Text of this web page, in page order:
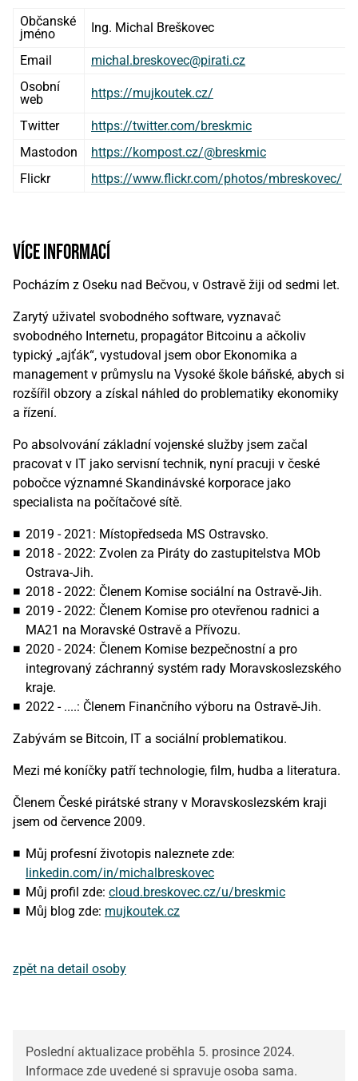
Občanské
jméno
Ing. Michal Breškovec
Email
michal.breskovec@pirati.cz
Osobní
web
https://mujkoutek.cz/
Twitter
https://twitter.com/breskmic
Mastodon
https://kompost.cz/@breskmic
Flickr
https://www.flickr.com/photos/mbreskovec/
více informací
Pocházím z Oseku nad Bečvou, v Ostravě žiji od sedmi let.
Zarytý uživatel svobodného software, vyznavač
svobodného Internetu, propagátor Bitcoinu a ačkoliv
typický „ajťák“, vystudoval jsem obor Ekonomika a
management v průmyslu na Vysoké škole báňské, abych si
rozšířil obzory a získal náhled do problematiky ekonomiky
a řízení.
Po absolvování základní vojenské služby jsem začal
pracovat v IT jako servisní technik, nyní pracuji v české
pobočce významné Skandinávské korporace jako
specialista na počítačové sítě.
2019 - 2021: Místopředseda MS Ostravsko.
2018 - 2022: Zvolen za Piráty do zastupitelstva MOb
Ostrava-Jih.
2018 - 2022: Členem Komise sociální na Ostravě-Jih.
2019 - 2022: Členem Komise pro otevřenou radnici a
MA21 na Moravské Ostravě a Přívozu.
2020 - 2024: Členem Komise bezpečnostní a pro
integrovaný záchranný systém rady Moravskoslezského
kraje.
2022 - ....: Členem Finančního výboru na Ostravě-Jih.
Zabývám se Bitcoin, IT a sociální problematikou.
Mezi mé koníčky patří technologie, film, hudba a literatura.
Členem České pirátské strany v Moravskoslezském kraji
jsem od července 2009.
Můj profesní životopis naleznete zde:
linkedin.com/in/michalbreskovec
Můj profil zde: cloud.breskovec.cz/u/breskmic
Můj blog zde: mujkoutek.cz
zpět na detail osoby
Poslední aktualizace proběhla 5. prosince 2024.
Informace zde uvedené si spravuje osoba sama.